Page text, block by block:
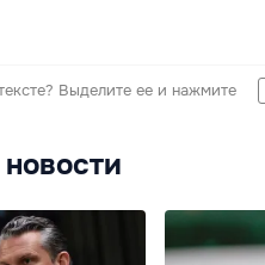
Выделите ее и нажмите